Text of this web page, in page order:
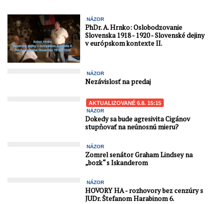
NÁZOR
PhDr. A. Hrnko: Oslobodzovanie
Slovenska 1918 - 1920 - Slovenské dejiny
v európskom kontexte II.
NÁZOR
Nezávislosť na predaj
AKTUALIZOVANÉ 6.8. 15:15
NÁZOR
Dokedy sa bude agresivita Cigánov
stupňovať na neúnosnú mieru?
NÁZOR
Zomrel senátor Graham Lindsey na
„bozk“ s Iskanderom
NÁZOR
HOVORY HA - rozhovory bez cenzúry s
JUDr. Štefanom Harabinom 6.